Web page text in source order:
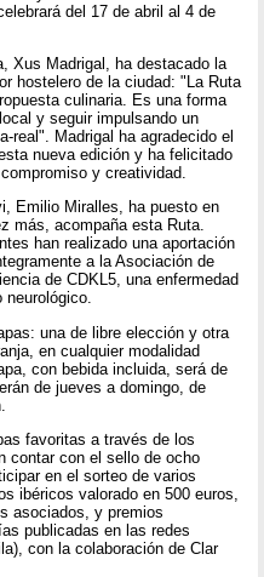
del 17 de abril al 4 de
Xus Madrigal, ha destacado la
hostelero de la ciudad: "La Ruta
culinaria. Es una forma
y seguir impulsando un
real". Madrigal ha agradecido el
nueva edición y ha felicitado
y creatividad.
Emilio Miralles, ha puesto en
más, acompaña esta Ruta.
han realizado una aportación
a la Asociación de
de CDKL5, una enfermedad
neurológico.
una de libre elección y otra
en cualquier modalidad
con bebida incluida, será de
de jueves a domingo, de
favoritas a través de los
contar con el sello de ocho
en el sorteo de varios
ibéricos valorado en 500 euros,
asociados, y premios
publicadas en las redes
con la colaboración de Clar